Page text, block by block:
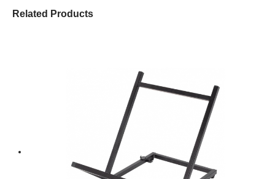
Related Products